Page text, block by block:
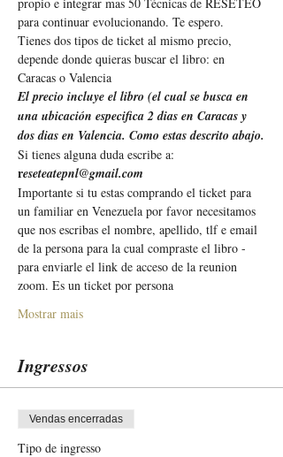
para continuar evolucionando. Te espero.
Tienes dos tipos de ticket al mismo precio,
depende donde quieras buscar el libro: en
Caracas o Valencia
El precio incluye el libro (el cual se busca en
una ubicación especifica 2 dias en Caracas y
dos dias en Valencia. Como estas descrito abajo.
Si tienes alguna duda escribe a:
reseteatepnl@gmail.com
Importante si tu estas comprando el ticket para
un familiar en Venezuela por favor necesitamos
que nos escribas el nombre, apellido, tlf e email
de la persona para la cual compraste el libro -
para enviarle el link de acceso de la reunion
zoom. Es un ticket por persona
Mostrar mais
Ingressos
Vendas encerradas
Tipo de ingresso